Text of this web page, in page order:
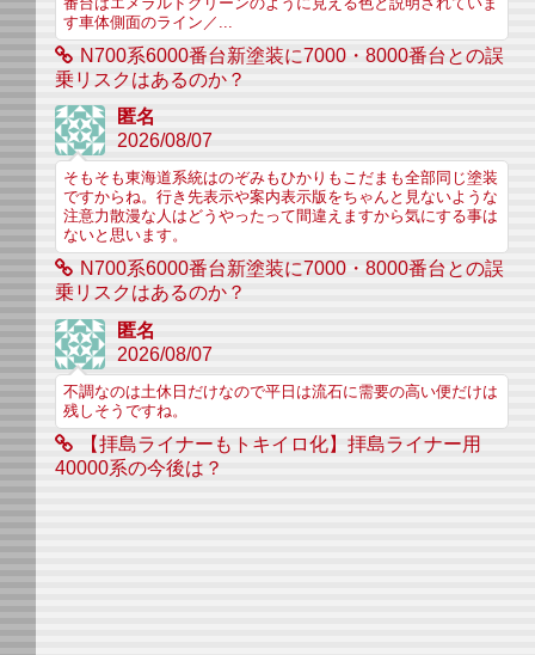
す車体側面のライン／...
N700系6000番台新塗装に7000・8000番台との誤
乗リスクはあるのか？
匿名
2026/08/07
そもそも東海道系統はのぞみもひかりもこだまも全部同じ塗装
ですからね。行き先表示や案内表示版をちゃんと見ないような
注意力散漫な人はどうやったって間違えますから気にする事は
ないと思います。
N700系6000番台新塗装に7000・8000番台との誤
乗リスクはあるのか？
匿名
2026/08/07
不調なのは土休日だけなので平日は流石に需要の高い便だけは
残しそうですね。
【拝島ライナーもトキイロ化】拝島ライナー用
40000系の今後は？